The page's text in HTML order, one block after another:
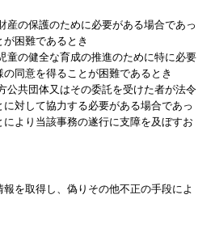
産の保護のために必要がある場合であっ
困難であるとき
童の健全な育成の推進のために特に必要
同意を得ることが困難であるとき
公共団体又はその委託を受けた者が法令
対して協力する必要がある場合であっ
より当該事務の遂行に支障を及ぼすお
を取得し、偽りその他不正の手段によ